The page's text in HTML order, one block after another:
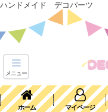
ハンドメイド デコパーツ
メニュー
ホーム マイページ